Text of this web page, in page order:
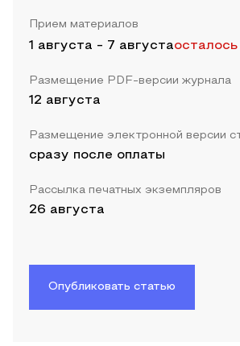
Прием материалов
1 августа - 7 августа
Размещение PDF-версии журнала
12 августа
Размещение электронной версии
сразу после оплаты
Рассылка печатных экземпляров
26 августа
Опубликовать статью